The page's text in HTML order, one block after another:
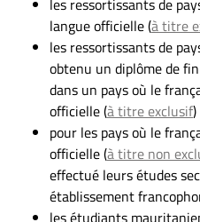
les ressortissants de
langue officielle (à titre
les ressortissants de
obtenu un diplôme de
dans un pays où le
officielle (à titre exclusif)
pour les pays où le
officielle (à titre non
effectué leurs études
établissement
les étudiants